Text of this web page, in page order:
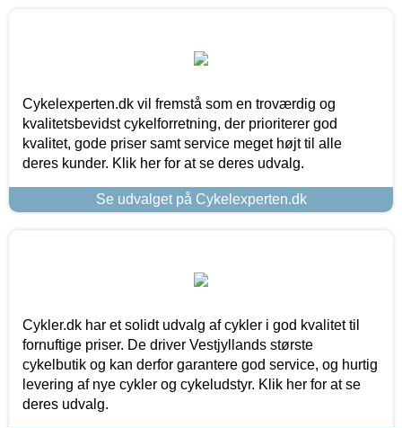
Cykelexperten.dk vil fremstå som en troværdig og
kvalitetsbevidst cykelforretning, der prioriterer god
kvalitet, gode priser samt service meget højt til alle
deres kunder. Klik her for at se deres udvalg.
Se udvalget på Cykelexperten.dk
Cykler.dk har et solidt udvalg af cykler i god kvalitet til
fornuftige priser. De driver Vestjyllands største
cykelbutik og kan derfor garantere god service, og hurtig
levering af nye cykler og cykeludstyr. Klik her for at se
deres udvalg.